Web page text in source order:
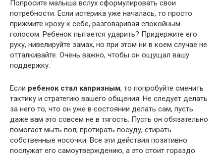
Попросите малыша вслух сформулировать свои
потребности. Если истерика уже началась, то просто
прижмите кроху к себе, разговаривая спокойным
голосом. Ребенок пытается ударить? Придержите его
руку, нивелируйте замах, но при этом ни в коем случае не
отталкивайте. Очень важно, чтобы он ощущал вашу
поддержку.
Если ребенок стал капризным, то попробуйте сменить
тактику и стратегию вашего общения. Не следует делать
за него то, что он уже в состоянии делать сам, пусть
даже вам это совсем не в тягость. Пусть он обязательно
помогает мыть пол, протирать посуду, стирать
собственные носочки. Все эти действия позитивно
послужат его самоутверждению, а это стоит гораздо